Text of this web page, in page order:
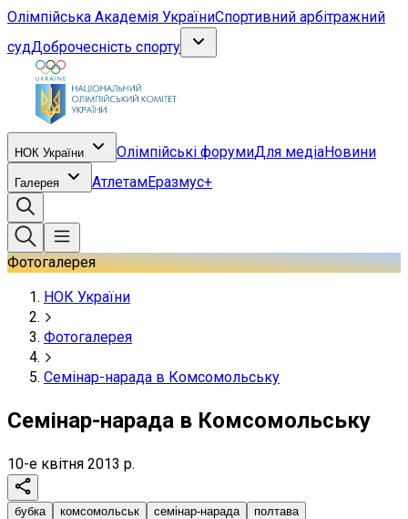
Олімпійська Академія УкраїниСпортивний арбітражний
судДоброчесність спорту
НОК України Олімпійські форумиДля медіаНовини
Галерея АтлетамЕразмус+
Фотогалерея
НОК України
Фотогалерея
Семінар-нарада в Комсомольську
Семінар-нарада в Комсомольську
10-е квітня 2013 р.
бубка комсомольськ семінар-нарада полтава